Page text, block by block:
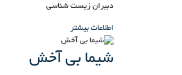
دبیران زیست شناسی
اطلاعات بیشتر
شیما بی آخش